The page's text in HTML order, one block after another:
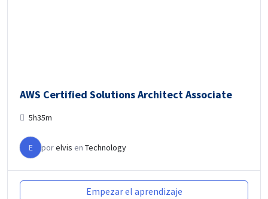
AWS Certified Solutions Architect Associate
5h35m
E porelvis en Technology
Empezar el aprendizaje